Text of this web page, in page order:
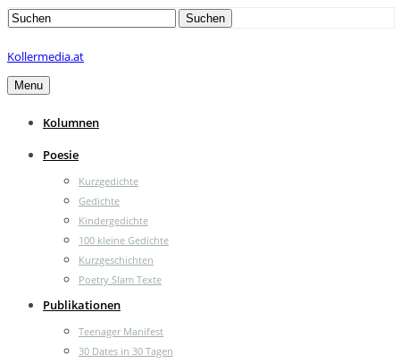
Search
Suchen
Kollermedia.at
Menu
Kolumnen
Poesie
Kurzgedichte
Gedichte
Kindergedichte
100 kleine Gedichte
Kurzgeschichten
Poetry Slam Texte
Publikationen
Teenager Manifest
30 Dates in 30 Tagen